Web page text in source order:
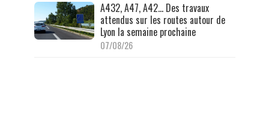
A432, A47, A42… Des travaux
attendus sur les routes autour de
Lyon la semaine prochaine
07/08/26